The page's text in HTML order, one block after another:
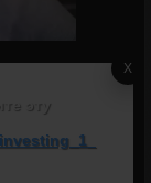
X
эту